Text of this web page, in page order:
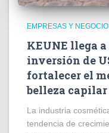
EMPRESAS Y
KEUNE llega
inversión de
fortalecer el
belleza capilar
La industria
tendencia de